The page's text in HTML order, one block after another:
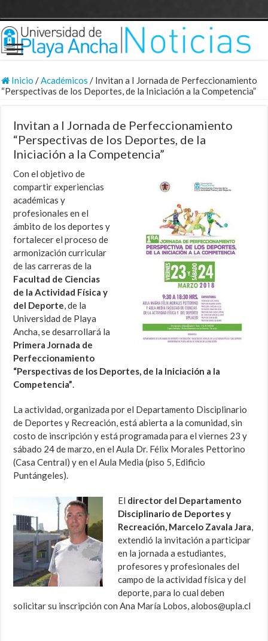
Inicio /Académicos / Invitan a I Jornada de Perfeccionamiento
“Perspectivas de los Deportes, de la Iniciación a la Competencia”
Invitan a I Jornada de Perfeccionamiento
“Perspectivas de los Deportes, de la
Iniciación a la Competencia”
Con el objetivo de
compartir experiencias
académicas y
profesionales en el
ámbito de los deportes y
fortalecer el proceso de
armonización curricular
de las carreras de la
Facultad de Ciencias
de la Actividad Física y
del Deporte, de la
Universidad de Playa
Ancha, se desarrollará la
Primera Jornada de
Perfeccionamiento
“Perspectivas de los Deportes, de la Iniciación a la
Competencia”.
La actividad, organizada por el Departamento Disciplinario
de Deportes y Recreación, está abierta a la comunidad, sin
costo de inscripción y está programada para el viernes 23 y
sábado 24 de marzo, en el Aula Dr. Félix Morales Pettorino
(Casa Central) y en el Aula Media (piso 5, Edificio
Puntángeles).
El director del Departamento
Disciplinario de Deportes y
Recreación, Marcelo Zavala Jara,
extendió la invitación a participar
en la jornada a estudiantes,
profesores y profesionales del
campo de la actividad física y del
deporte, para lo cual deben
solicitar su inscripción con Ana María Lobos, alobos@upla.cl